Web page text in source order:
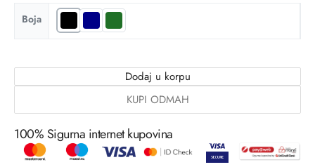
Boja
Dodaj u korpu
KUPI ODMAH
100% Sigurna internet kupovina